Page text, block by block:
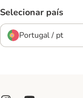
Selecionar país
Portugal / pt